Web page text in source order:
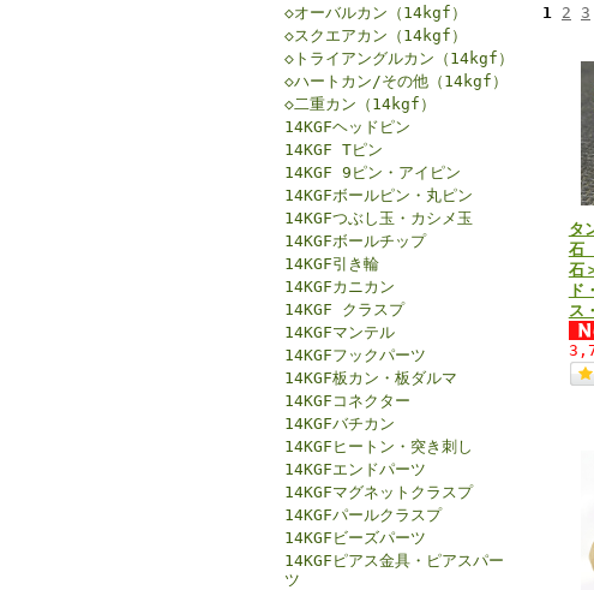
◇オーバルカン（14kgf）
◇スクエアカン（14kgf）
◇トライアングルカン（14kgf）
◇ハートカン/その他（14kgf）
◇二重カン（14kgf）
14KGFヘッドピン
14KGF Tピン
14KGF 9ピン・アイピン
14KGFボールピン・丸ピン
14KGFつぶし玉・カシメ玉
14KGFボールチップ
14KGF引き輪
14KGFカニカン
14KGF クラスプ
14KGFマンテル
14KGFフックパーツ
14KGF板カン・板ダルマ
14KGFコネクター
14KGFバチカン
14KGFヒートン・突き刺し
14KGFエンドパーツ
14KGFマグネットクラスプ
14KGFパールクラスプ
14KGFビーズパーツ
14KGFピアス金具・ピアスパー
ツ
1 2 3
タ
石
石
ド
ス